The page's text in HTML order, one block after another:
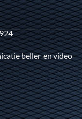
bellen en video